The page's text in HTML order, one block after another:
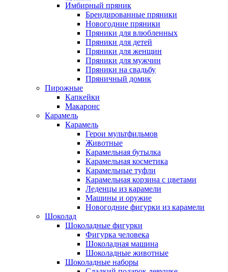
Имбирный пряник
Брендированные пряники
Новогодние пряники
Пряники для влюбленных
Пряники для детей
Пряники для женщин
Пряники для мужчин
Пряники на свадьбу
Пряничный домик
Пирожные
Капкейки
Макаронс
Карамель
Карамель
Герои мультфильмов
Животные
Карамельная бутылка
Карамельная косметика
Карамельные туфли
Карамельная корзина с цветами
Леденцы из карамели
Машины и оружие
Новогодние фигурки из карамели
Шоколад
Шоколадные фигурки
Фигурка человека
Шоколадная машина
Шоколадные животные
Шоколадные наборы